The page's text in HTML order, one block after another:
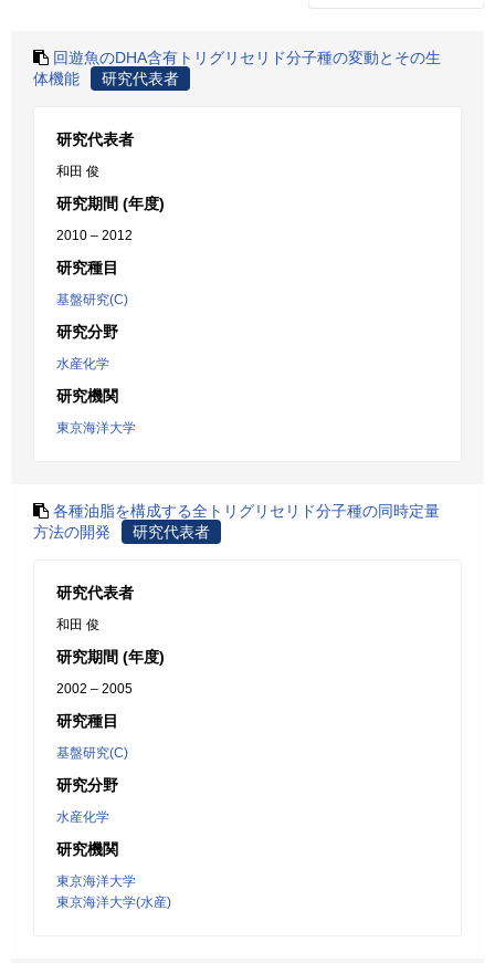
回遊魚のDHA含有トリグリセリド分子種の変動とその生
体機能
研究代表者
研究代表者
和田 俊
研究期間 (年度)
2010 – 2012
研究種目
基盤研究(C)
研究分野
水産化学
研究機関
東京海洋大学
各種油脂を構成する全トリグリセリド分子種の同時定量
方法の開発
研究代表者
研究代表者
和田 俊
研究期間 (年度)
2002 – 2005
研究種目
基盤研究(C)
研究分野
水産化学
研究機関
東京海洋大学
東京海洋大学(水産)